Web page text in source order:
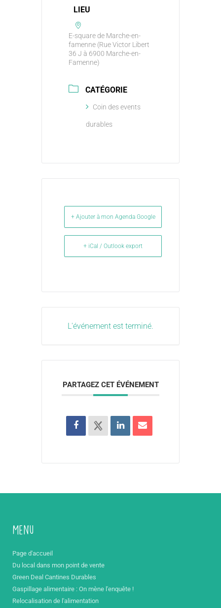
LIEU
E-square de Marche-en-
famenne (Rue Victor Libert
36 J à 6900 Marche-en-
Famenne)
CATÉGORIE
Coin des events
durables
+ Ajouter à mon Agenda Google
+ iCal / Outlook export
L'événement est terminé.
PARTAGEZ CET ÉVÉNEMENT
Menu
Page d'accueil
Du local dans mon point de vente
Green Deal Cantines Durables
Gaspillage alimentaire : On mène l'enquête !
Relocalisation de l'alimentation